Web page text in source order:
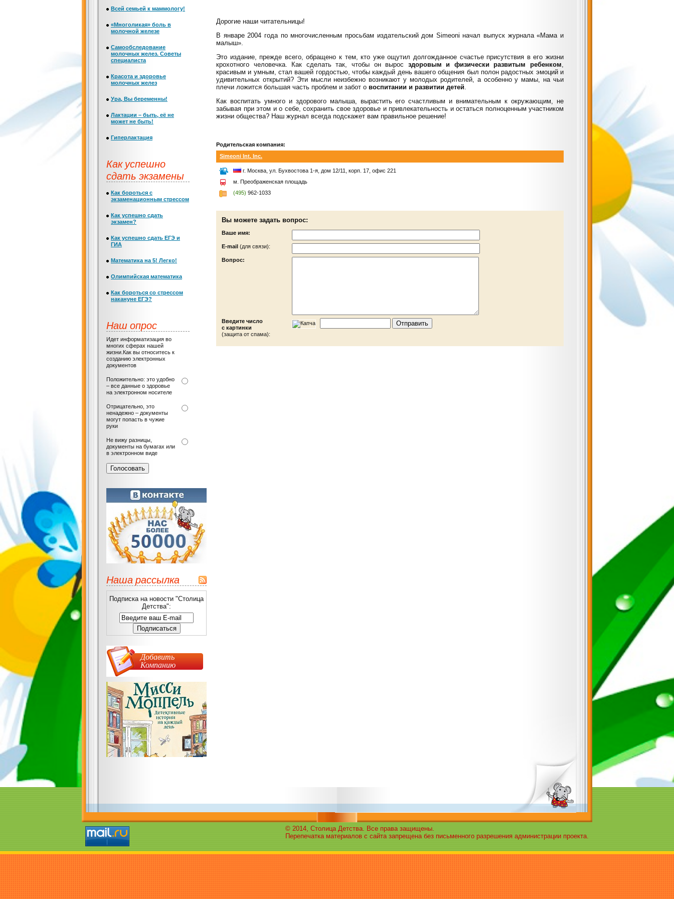
Дорогие наши читательницы!
В январе 2004 года по многочисленным просьбам издательский дом Simeoni начал выпуск журнала «Мама и
малыш».
Это издание, прежде всего, обращено к тем, кто уже ощутил долгожданное счастье присутствия в его жизни
крохотного человечка. Как сделать так, чтобы он вырос здоровым и физически развитым ребенком,
красивым и умным, стал вашей гордостью, чтобы каждый день вашего общения был полон радостных эмоций и
удивительных открытий? Эти мысли неизбежно возникают у молодых родителей, а особенно у мамы, на чьи
плечи ложится большая часть проблем и забот о воспитании и развитии детей.
Как воспитать умного и здорового малыша, вырастить его счастливым и внимательным к окружающим, не
забывая при этом и о себе, сохранить свое здоровье и привлекательность и остаться полноценным участником
жизни общества? Наш журнал всегда подскажет вам правильное решение!
Родительская компания:
Simeoni Int. Inc.
г. Москва, ул. Бухвостова 1-я, дом 12/11, корп. 17, офис 221
м. Преображенская площадь
(495) 962-1033
Вы можете задать вопрос:
Ваше имя:
Е-mail (для связи):
Вопрос:
Введите число
с картинки
(защита от спама):
Всей семьей к маммологу!
«Многоликая» боль в
молочной железе
Самообследование
молочных желез. Советы
специалиста
Красота и здоровье
молочных желез
Ура, Вы беременны!
Лактации – быть, её не
может не быть!
Гиперлактация
Как успешно
сдать экзамены
Как бороться с
экзаменационным стрессом
Как успешно сдать
экзамен?
Как успешно сдать ЕГЭ и
ГИА
Математика на 5! Легко!
Олимпийская математика
Как бороться со стрессом
накануне ЕГЭ?
Наш опрос
Идет информатизация во
многих сферах нашей
жизни.Как вы относитесь к
созданию электронных
документов
Положительно: это удобно
– все данные о здоровье
на электронном носителе
Отрицательно, это
ненадежно – документы
могут попасть в чужие
руки
Не вижу разницы,
документы на бумагах или
в электронном виде
Наша рассылка
Подписка на новости "Столица
Детства":
Добавить
Компанию
© 2014, Столица Детства. Все права защищены.
Перепечатка материалов с сайта запрещена без письменного разрешения администрации проекта.